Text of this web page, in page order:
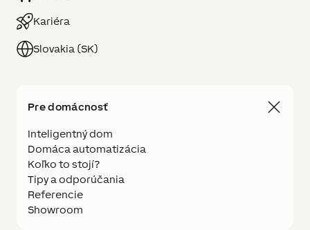
Kariéra
Slovakia (SK)
Pre domácnosť
Inteligentný dom
Domáca automatizácia
Koľko to stojí?
Tipy a odporúčania
Referencie
Showroom